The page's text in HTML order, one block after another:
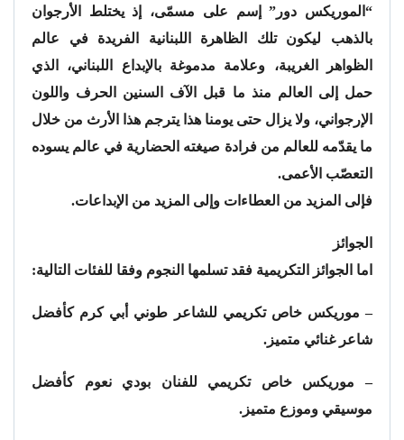
“الموريكس دور” إسم على مسمّى، إذ يختلط الأرجوان
بالذهب ليكون تلك الظاهرة اللبنانية الفريدة في عالم
الظواهر الغريبة، وعلامة مدموغة بالإبداع اللبناني، الذي
حمل إلى العالم منذ ما قبل الآف السنين الحرف واللون
الإرجواني، ولا يزال حتى يومنا هذا يترجم هذا الأرث من خلال
ما يقدّمه للعالم من فرادة صيغته الحضارية في عالم يسوده
التعصّب الأعمى.
فإلى المزيد من العطاءات وإلى المزيد من الإبداعات.
الجوائز
اما الجوائز التكريمية فقد تسلمها النجوم وفقا للفئات التالية:
– موريكس خاص تكريمي للشاعر طوني أبي كرم كأفضل
شاعر غنائي متميز.
– موريكس خاص تكريمي للفنان بودي نعوم كأفضل
موسيقي وموزع متميز.